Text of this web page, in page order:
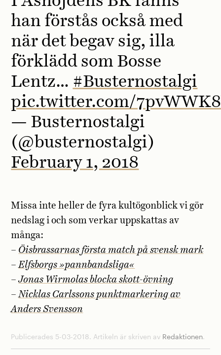
han förstås också med
när det begav sig, illa
förklädd som Bosse
Lentz… #Busternostalgi
pic.twitter.com/
— Busternostalgi
(@busternostalgi)
February 1, 2018
Missa inte heller de fyra kultögonblick vi gör
nedslag i och som verkar uppskattas av
många:
– Öisbrassarnas första match på svensk mark
–Elfsborgs »pannbandsliga«
–Jonas Wirmolas blocka skott-övning
–Nicklas Carlssons punktmarkering av
Anders Svensson
Publicerades 5-03-2018. Artikeln är skriven av Redaktionen.